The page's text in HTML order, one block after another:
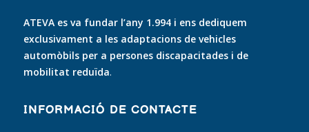
ATEVA es va fundar l’any 1.994 i ens dediquem
exclusivament a les adaptacions de vehicles
automòbils per a persones discapacitades i de
mobilitat reduïda.
INFORMACIÓ DE CONTACTE